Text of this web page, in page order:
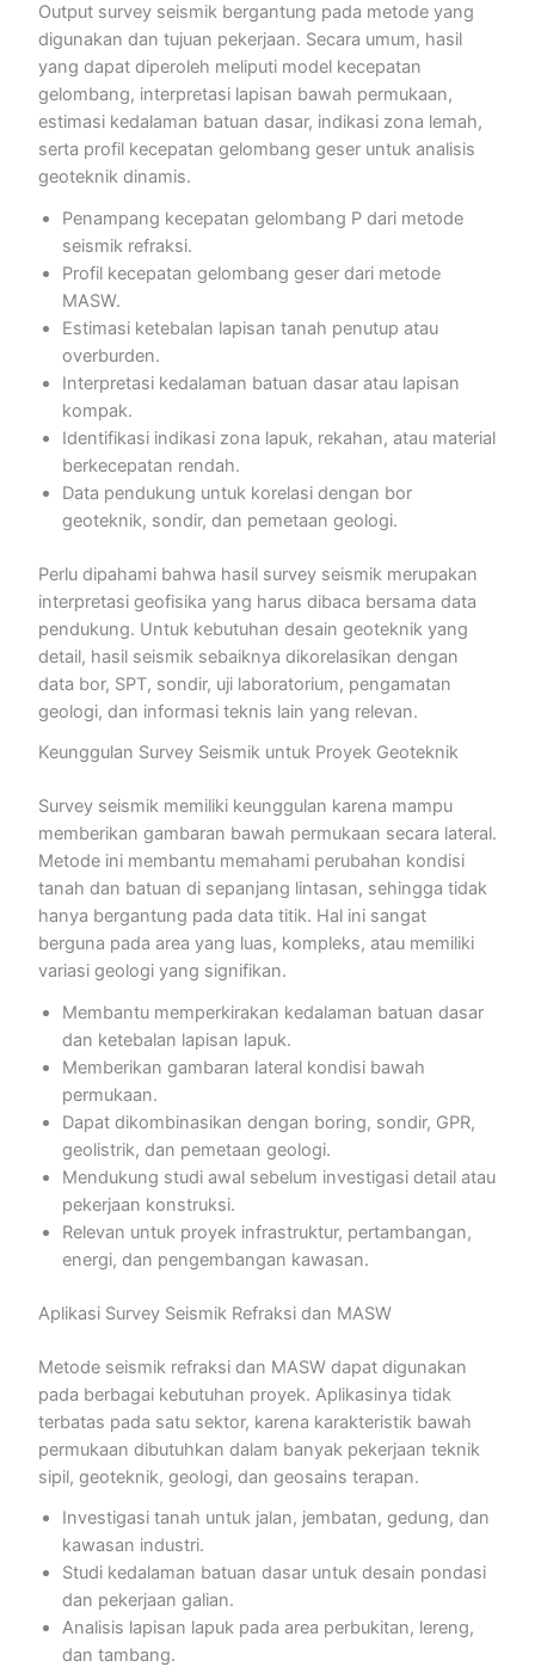
Output survey seismik bergantung pada metode yang
digunakan dan tujuan pekerjaan. Secara umum, hasil
yang dapat diperoleh meliputi model kecepatan
gelombang, interpretasi lapisan bawah permukaan,
estimasi kedalaman batuan dasar, indikasi zona lemah,
serta profil kecepatan gelombang geser untuk analisis
geoteknik dinamis.
Penampang kecepatan gelombang P dari metode
seismik refraksi.
Profil kecepatan gelombang geser dari metode
MASW.
Estimasi ketebalan lapisan tanah penutup atau
overburden.
Interpretasi kedalaman batuan dasar atau lapisan
kompak.
Identifikasi indikasi zona lapuk, rekahan, atau material
berkecepatan rendah.
Data pendukung untuk korelasi dengan bor
geoteknik, sondir, dan pemetaan geologi.
Perlu dipahami bahwa hasil survey seismik merupakan
interpretasi geofisika yang harus dibaca bersama data
pendukung. Untuk kebutuhan desain geoteknik yang
detail, hasil seismik sebaiknya dikorelasikan dengan
data bor, SPT, sondir, uji laboratorium, pengamatan
geologi, dan informasi teknis lain yang relevan.
Keunggulan Survey Seismik untuk Proyek Geoteknik
Survey seismik memiliki keunggulan karena mampu
memberikan gambaran bawah permukaan secara lateral.
Metode ini membantu memahami perubahan kondisi
tanah dan batuan di sepanjang lintasan, sehingga tidak
hanya bergantung pada data titik. Hal ini sangat
berguna pada area yang luas, kompleks, atau memiliki
variasi geologi yang signifikan.
Membantu memperkirakan kedalaman batuan dasar
dan ketebalan lapisan lapuk.
Memberikan gambaran lateral kondisi bawah
permukaan.
Dapat dikombinasikan dengan boring, sondir, GPR,
geolistrik, dan pemetaan geologi.
Mendukung studi awal sebelum investigasi detail atau
pekerjaan konstruksi.
Relevan untuk proyek infrastruktur, pertambangan,
energi, dan pengembangan kawasan.
Aplikasi Survey Seismik Refraksi dan MASW
Metode seismik refraksi dan MASW dapat digunakan
pada berbagai kebutuhan proyek. Aplikasinya tidak
terbatas pada satu sektor, karena karakteristik bawah
permukaan dibutuhkan dalam banyak pekerjaan teknik
sipil, geoteknik, geologi, dan geosains terapan.
Investigasi tanah untuk jalan, jembatan, gedung, dan
kawasan industri.
Studi kedalaman batuan dasar untuk desain pondasi
dan pekerjaan galian.
Analisis lapisan lapuk pada area perbukitan, lereng,
dan tambang.